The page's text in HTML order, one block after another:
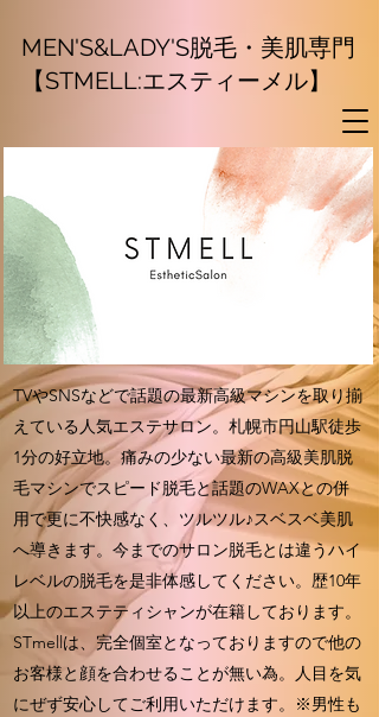
MEN'S&LADY'S脱毛・美肌専門
【STMELL:エスティーメル】
TVやSNSなどで話題の最新高級マシンを取り揃
えている人気エステサロン。札幌市円山駅徒歩
1分の好立地。痛みの少ない最新の高級美肌脱
毛マシンでスピード脱毛と話題のWAXとの併
用で更に不快感なく、ツルツル♪スベスベ美肌
へ導きます。今までのサロン脱毛とは違うハイ
レベルの脱毛を是非体感してください。歴10年
以上のエステティシャンが在籍しております。
STmellは、完全個室となっておりますので他の
お客様と顔を合わせることが無い為。人目を気
にぜず安心してご利用いただけます。※男性も